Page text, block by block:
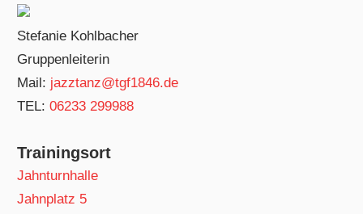
Stefanie Kohlbacher
Gruppenleiterin
Mail: jazztanz@tgf1846.de
TEL:06233 299988
Trainingsort
Jahnturnhalle
Jahnplatz 5